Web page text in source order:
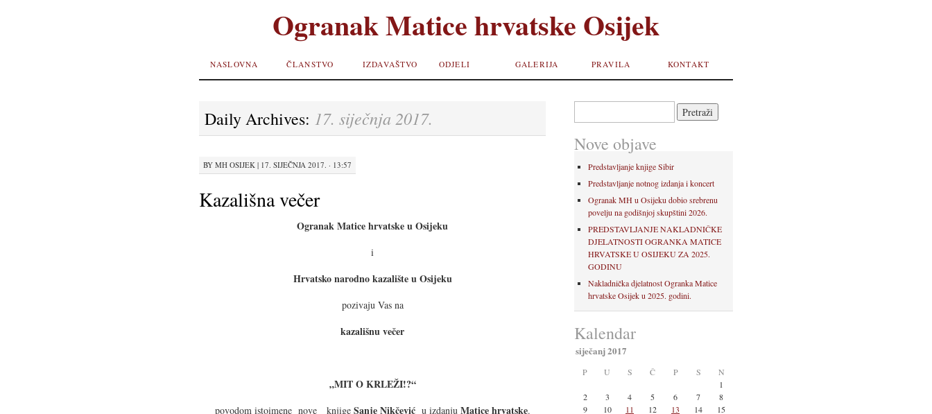
Ogranak Matice hrvatske Osijek
SKIP TO
NASLOVNA ČLANSTVO IZDAVAŠTVO ODJELI GALERIJA PRAVILA KONTAKT
Daily Archives: 17. siječnja 2017.
BY MH OSIJEK | 17. SIJEČNJA 2017. · 13:57
Kazališna večer
Ogranak Matice hrvatske u Osijeku
i
Hrvatsko narodno kazalište u Osijeku
pozivaju Vas na
kazališnu večer
„MIT O KRLEŽI!?“
povodom istoimene nove knjige Sanje Nikčeviću izdanju Matice hrvatske.
Nove objave
Predstavljanje knjige Sibir
Predstavljanje notnog izdanja i koncert
Ogranak MH u Osijeku dobio srebrenu
povelju na godišnjoj skupštini 2026.
PREDSTAVLJANJE NAKLADNIČKE
DJELATNOSTI OGRANKA MATICE
HRVATSKE U OSIJEKU ZA 2025.
GODINU
Nakladnička djelatnost Ogranka Matice
hrvatske Osijek u 2025. godini.
Kalendar
siječanj 2017
P U S Č P S N
1
2
3 4 5 6 7
8
9
10 11 12 13 14
15